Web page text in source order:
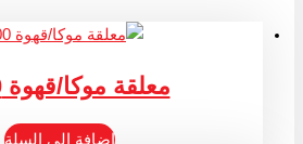
معلقة موكا/قهوة 4000
إضافة إلى السلة